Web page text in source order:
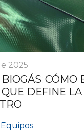
2025
CÓMO
DEFINE
Equipos